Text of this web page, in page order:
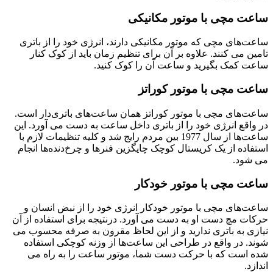
ساعت مچی با موتور مکانیکی
ساعت‌های مچی که موتور مکانیکی دارند، انرژی خود را از باتری
تامین می ‌کنند. علاوه بر آن برای تنظیم زمان باید از کوک کنار
ساعت کمک بگیرید و ساعت آن را کوک کنید.
ساعت مچی با موتور کوراتز
ساعت‌های مچی با موتور کوراتز همان ساعت‌های باتری‌دار است.
در واقع انرژی خود را از باتری داخل ساعت به دست می‌ آورد. این
ساعت‌ها از سال 1977 بین مردم رایج شد و کلیه تنظیمات لازم با
استفاده از یک کریستال کوچک چایگزین فنرها و چرخ‌دنده‌ها انجام
می‌ شود.
ساعت مچی با موتور خودکار
ساعت‌های مچی با موتور خودکار انرژی خود را از نبض انسان و
حرکات مچ دست او به دست می ‌آورد. درنتیجه برای استفاده از آن
نیازی به باتری ندارید و از این لحاظ مقرون به صرفه محسوب می
‌شوند. در واقع در طراحی این ساعت‌ها از وزنه کوچکی استفاده
شده است که با حرکت دست شما، موتور ساعت را به راه می
‌اندازد.